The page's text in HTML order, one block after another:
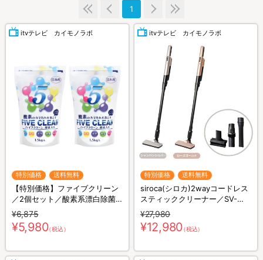
1
itvテレビ カイモノラボ
特別価格 送料無料
【特別価格】ファイブクリーン
／2個セット／酸素系漂白除菌
洗浄剤／(送料無料)
¥6,875
¥5,980（税込）
itvテレビ カイモノラボ
特別価格 送料無料
siroca(シロカ)2wayコードレス
スティッククリーナー／SV-
S281
¥27,980
¥12,980（税込）